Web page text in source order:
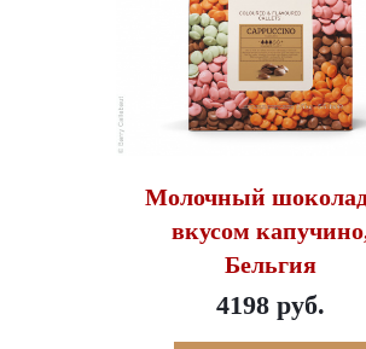
Молочный
вкусом
Бельгия
4198 руб.